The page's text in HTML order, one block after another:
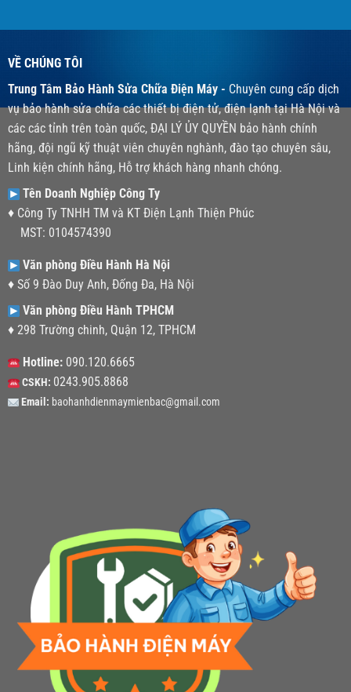
VỀ CHÚNG TÔI
Trung Tâm Bảo Hành Sửa Chữa Điện Máy - Chuyên cung cấp dịch
vụ bảo hành sửa chữa các thiết bị điện tử, điện lạnh tại Hà Nội và
các các tỉnh trên toàn quốc, ĐẠI LÝ ỦY QUYỀN bảo hành chính
hãng, đội ngũ kỹ thuật viên chuyên nghành, đào tạo chuyên sâu,
Linh kiện chính hãng, Hỗ trợ khách hàng nhanh chóng.
Tên Doanh Nghiệp Công Ty
♦ Công Ty TNHH TM và KT Điện Lạnh Thiện Phúc
MST: 0104574390
Văn phòng Điều Hành Hà Nội
♦ Số 9 Đào Duy Anh, Đống Đa, Hà Nội
Văn phòng Điều Hành TPHCM
♦ 298 Trường chinh, Quận 12, TPHCM
Hotline:090.120.6665
CSKH: 0243.905.8868
Email: baohanhdienmaymienbac@gmail.com